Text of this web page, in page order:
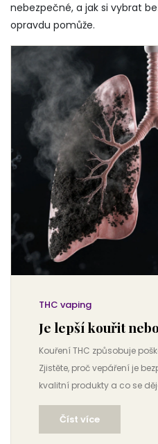
nebezpečné, a jak si vybrat
opravdu pomůže.
THC vaping
Je lepší kouřit
Kouření THC způsobuje
Zjistěte, proč vepáření je
kvalitní produkty a co se
každém vdechu.
Číst více